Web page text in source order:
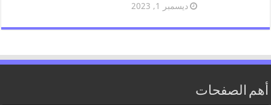
ديسمبر 1, 2023
أهم الصفحات